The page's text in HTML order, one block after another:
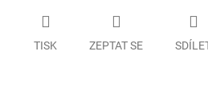
TISK ZEPTAT SE